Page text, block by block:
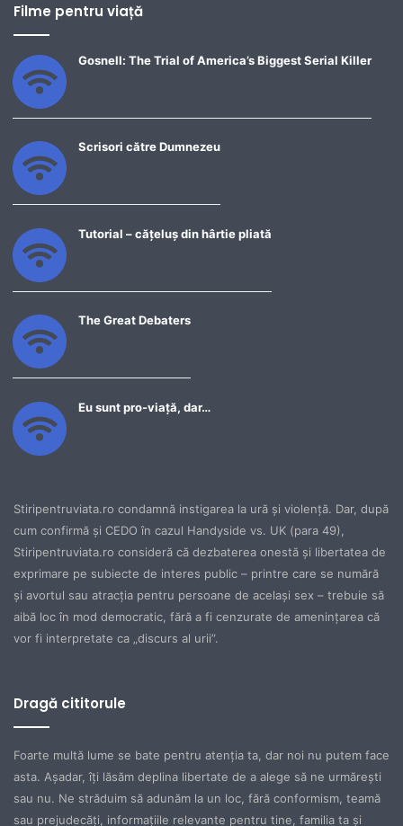
Filme pentru viață
Gosnell: The Trial of America’s Biggest Serial Killer
Scrisori către Dumnezeu
Tutorial – cățeluș din hârtie pliată
The Great Debaters
Eu sunt pro-viață, dar…
Stiripentruviata.ro condamnă instigarea la ură şi violenţă. Dar, după
cum confirmă şi CEDO în cazul Handyside vs. UK (para 49),
Stiripentruviata.ro consideră că dezbaterea onestă şi libertatea de
exprimare pe subiecte de interes public – printre care se numără
şi avortul sau atracţia pentru persoane de acelaşi sex – trebuie să
aibă loc în mod democratic, fără a fi cenzurate de ameninţarea că
vor fi interpretate ca „discurs al urii”.
Dragă cititorule
Foarte multă lume se bate pentru atenţia ta, dar noi nu putem face
asta. Aşadar, îţi lăsăm deplina libertate de a alege să ne urmăreşti
sau nu. Ne străduim să adunăm la un loc, fără conformism, teamă
sau prejudecăţi, informaţiile relevante pentru tine, familia ta şi